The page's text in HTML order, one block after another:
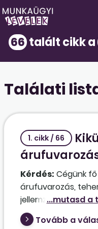
66talált cikk a
Találati
1. cikk / 66
Kérdés: Cégünk
árufuvarozás,
jellemzően EU-
kabotázs és cross-
melyek a
Tovább a